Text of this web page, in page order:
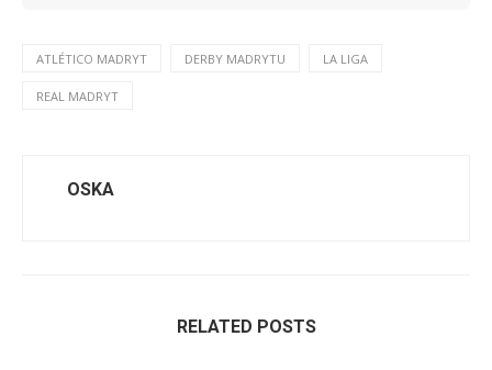
ATLÉTICO MADRYT DERBY MADRYTU LA LIGA
REAL MADRYT
OSKA
RELATED POSTS